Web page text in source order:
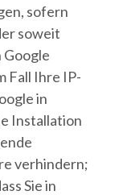
sofern
soweit
Fall Ihre IP-
in
Installation
verhindern;
Sie in